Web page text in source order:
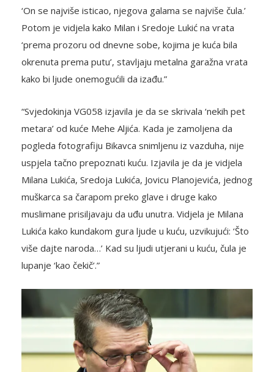
‘On se najviše isticao, njegova galama se najviše čula.’
Potom je vidjela kako Milan i Sredoje Lukić na vrata
‘prema prozoru od dnevne sobe, kojima je kuća bila
okrenuta prema putu’, stavljaju metalna garažna vrata
kako bi ljude onemogućili da izađu.”
“Svjedokinja VG058 izjavila je da se skrivala ‘nekih pet
metara’ od kuće Mehe Aljića. Kada je zamoljena da
pogleda fotografiju Bikavca snimljenu iz vazduha, nije
uspjela tačno prepoznati kuću. Izjavila je da je vidjela
Milana Lukića, Sredoja Lukića, Jovicu Planojevića, jednog
muškarca sa čarapom preko glave i druge kako
muslimane prisiljavaju da uđu unutra. Vidjela je Milana
Lukića kako kundakom gura ljude u kuću, uzvikujući: ‘Što
više dajte naroda…’ Kad su ljudi utjerani u kuću, čula je
lupanje ‘kao čekič’.”